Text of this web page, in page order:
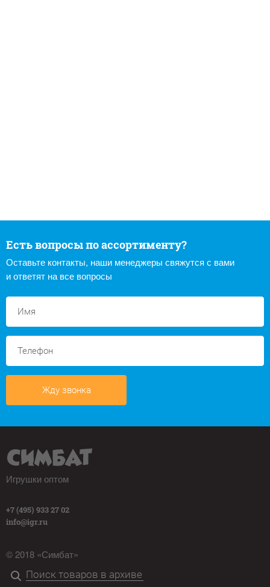
Есть вопросы по ассортименту?
Оставьте контакты, наши менеджеры свяжутся с вами
и ответят на все вопросы
Жду звонка
Игрушки оптом
+7 (495) 933 27 02
info@igr.ru
© 2018 «Симбат»